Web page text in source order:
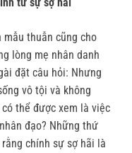
thuẫn cũng cho
lòng mẹ nhân danh
đặt câu hỏi: Nhưng
vô tội và không
thể được xem là việc
đạo? Những thứ
chính sự sợ hãi là